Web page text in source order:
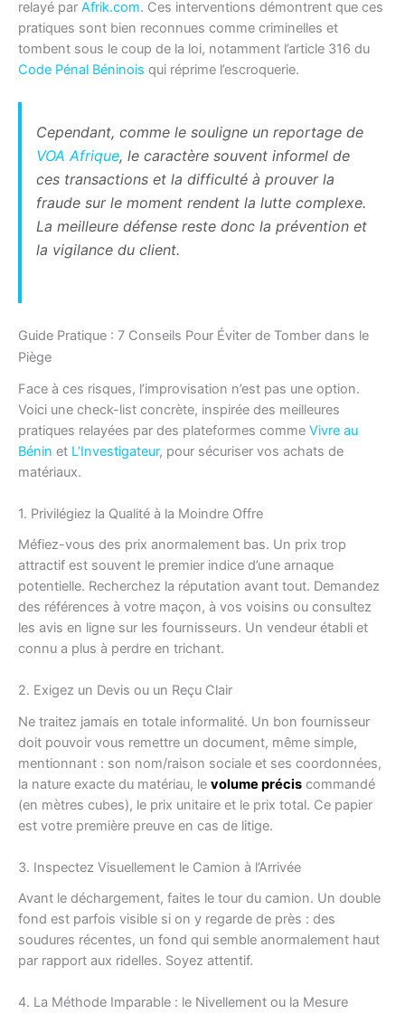
relayé par Afrik.com. Ces interventions démontrent que ces
pratiques sont bien reconnues comme criminelles et
tombent sous le coup de la loi, notamment l’article 316 du
Code Pénal Béninois qui réprime l’escroquerie.
Cependant, comme le souligne un reportage de
VOA Afrique, le caractère souvent informel de
ces transactions et la difficulté à prouver la
fraude sur le moment rendent la lutte complexe.
La meilleure défense reste donc la prévention et
la vigilance du client.
Guide Pratique : 7 Conseils Pour Éviter de Tomber dans le
Piège
Face à ces risques, l’improvisation n’est pas une option.
Voici une check-list concrète, inspirée des meilleures
pratiques relayées par des plateformes comme Vivre au
Bénin et L’Investigateur, pour sécuriser vos achats de
matériaux.
1. Privilégiez la Qualité à la Moindre Offre
Méfiez-vous des prix anormalement bas. Un prix trop
attractif est souvent le premier indice d’une arnaque
potentielle. Recherchez la réputation avant tout. Demandez
des références à votre maçon, à vos voisins ou consultez
les avis en ligne sur les fournisseurs. Un vendeur établi et
connu a plus à perdre en trichant.
2. Exigez un Devis ou un Reçu Clair
Ne traitez jamais en totale informalité. Un bon fournisseur
doit pouvoir vous remettre un document, même simple,
mentionnant : son nom/raison sociale et ses coordonnées,
la nature exacte du matériau, le volume précis commandé
(en mètres cubes), le prix unitaire et le prix total. Ce papier
est votre première preuve en cas de litige.
3. Inspectez Visuellement le Camion à l’Arrivée
Avant le déchargement, faites le tour du camion. Un double
fond est parfois visible si on y regarde de près : des
soudures récentes, un fond qui semble anormalement haut
par rapport aux ridelles. Soyez attentif.
4. La Méthode Imparable : le Nivellement ou la Mesure